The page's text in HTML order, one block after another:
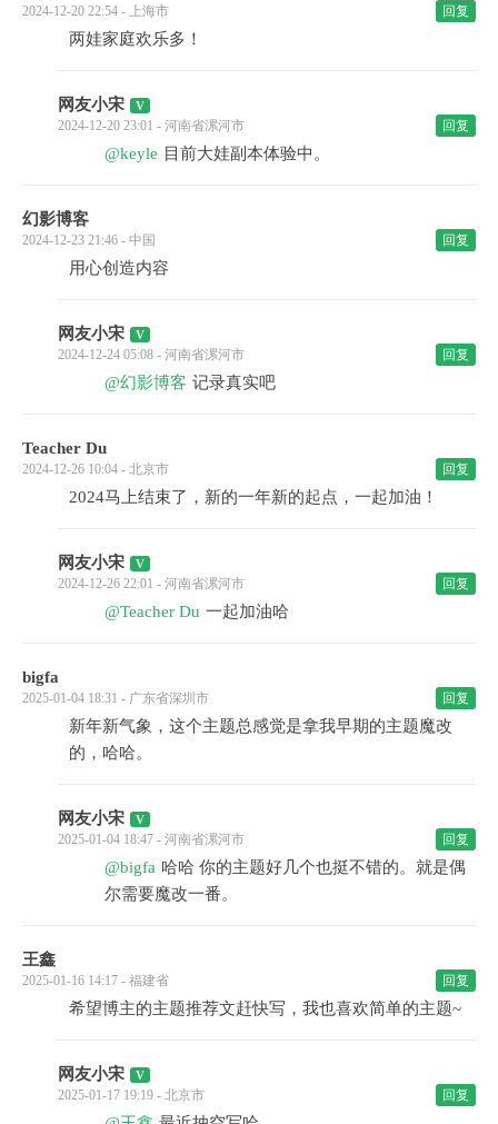
2024-12-20 22:54 - 上海市 回复
两娃家庭欢乐多！
网友小宋
2024-12-20 23:01 - 河南省漯河市 回复
@keyle 目前大娃副本体验中。
幻影博客
2024-12-23 21:46 - 中国 回复
用心创造内容
网友小宋
2024-12-24 05:08 - 河南省漯河市 回复
@幻影博客 记录真实吧
Teacher Du
2024-12-26 10:04 - 北京市 回复
2024马上结束了，新的一年新的起点，一起加油！
网友小宋
2024-12-26 22:01 - 河南省漯河市 回复
@Teacher Du 一起加油哈
bigfa
2025-01-04 18:31 - 广东省深圳市 回复
新年新气象，这个主题总感觉是拿我早期的主题魔改
的，哈哈。
网友小宋
2025-01-04 18:47 - 河南省漯河市 回复
@bigfa 哈哈 你的主题好几个也挺不错的。就是偶
尔需要魔改一番。
王鑫
2025-01-16 14:17 - 福建省 回复
希望博主的主题推荐文赶快写，我也喜欢简单的主题~
网友小宋
2025-01-17 19:19 - 北京市 回复